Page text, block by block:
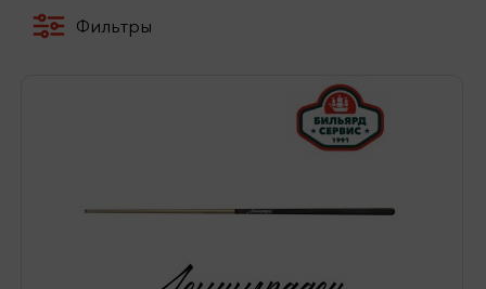
Фильтры